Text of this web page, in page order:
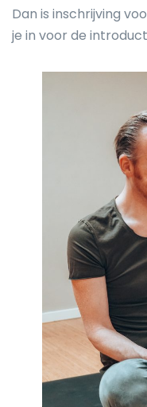
Dan is inschrijving
je in voor de